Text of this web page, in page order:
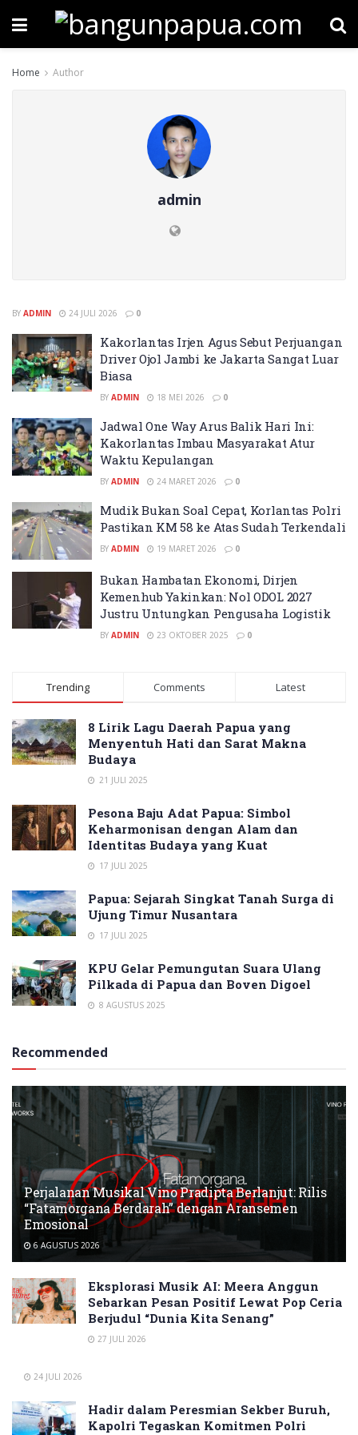
Home Author
admin
BY ADMIN 24 JULI 2026 0
Kakorlantas Irjen Agus Sebut Perjuangan
Driver Ojol Jambi ke Jakarta Sangat Luar
Biasa
BY ADMIN 18 MEI 2026 0
Jadwal One Way Arus Balik Hari Ini:
Kakorlantas Imbau Masyarakat Atur
Waktu Kepulangan
BY ADMIN 24 MARET 2026 0
Mudik Bukan Soal Cepat, Korlantas Polri
Pastikan KM 58 ke Atas Sudah Terkendali
BY ADMIN 19 MARET 2026 0
Bukan Hambatan Ekonomi, Dirjen
Kemenhub Yakinkan: Nol ODOL 2027
Justru Untungkan Pengusaha Logistik
BY ADMIN 23 OKTOBER 2025 0
Trending Comments Latest
8 Lirik Lagu Daerah Papua yang
Menyentuh Hati dan Sarat Makna
Budaya
21 JULI 2025
Pesona Baju Adat Papua: Simbol
Keharmonisan dengan Alam dan
Identitas Budaya yang Kuat
17 JULI 2025
Papua: Sejarah Singkat Tanah Surga di
Ujung Timur Nusantara
17 JULI 2025
KPU Gelar Pemungutan Suara Ulang
Pilkada di Papua dan Boven Digoel
8 AGUSTUS 2025
Recommended
Perjalanan Musikal Vino Pradipta Berlanjut: Rilis
“Fatamorgana Berdarah” dengan Aransemen
Emosional
6 AGUSTUS 2026
Eksplorasi Musik AI: Meera Anggun
Sebarkan Pesan Positif Lewat Pop Ceria
Berjudul “Dunia Kita Senang”
27 JULI 2026
24 JULI 2026
Hadir dalam Peresmian Sekber Buruh,
Kapolri Tegaskan Komitmen Polri